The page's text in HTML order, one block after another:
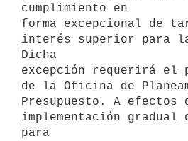
cumplimiento en
forma excepcional de
interés superior para la
Dicha
excepción requerirá el
de la Oficina de
Presupuesto. A efectos
implementación gradual
para